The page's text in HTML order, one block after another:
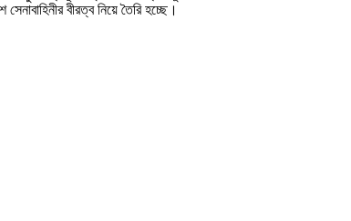
বীরত্ব নিয়ে তৈরি হচ্ছে।